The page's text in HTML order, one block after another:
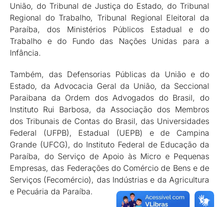
União, do Tribunal de Justiça do Estado, do Tribunal
Regional do Trabalho, Tribunal Regional Eleitoral da
Paraíba, dos Ministérios Públicos Estadual e do
Trabalho e do Fundo das Nações Unidas para a
Infância.
Também, das Defensorias Públicas da União e do
Estado, da Advocacia Geral da União, da Seccional
Paraibana da Ordem dos Advogados do Brasil, do
Instituto Rui Barbosa, da Associação dos Membros
dos Tribunais de Contas do Brasil, das Universidades
Federal (UFPB), Estadual (UEPB) e de Campina
Grande (UFCG), do Instituto Federal de Educação da
Paraíba, do Serviço de Apoio às Micro e Pequenas
Empresas, das Federações do Comércio de Bens e de
Serviços (Fecomércio), das Indústrias e da Agricultura
e Pecuária da Paraíba.